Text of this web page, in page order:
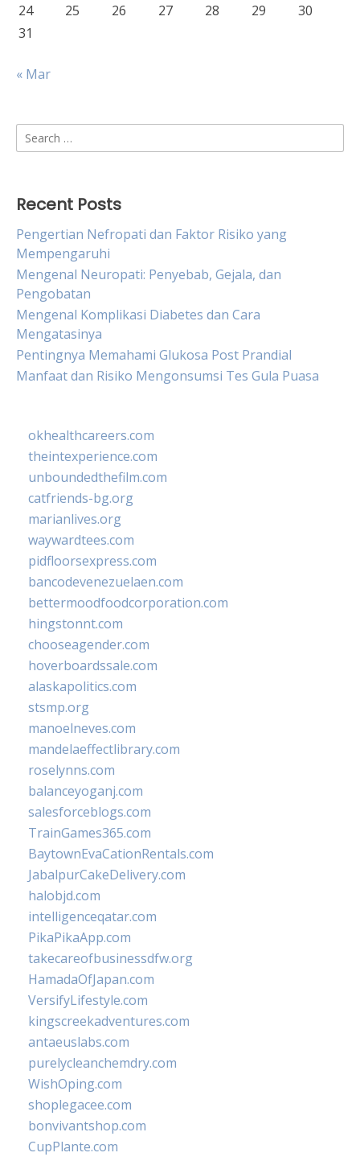
24 25 26 27 28 29
30
31
« Mar
Search
for:
Recent Posts
Pengertian Nefropati dan Faktor Risiko yang
Mempengaruhi
Mengenal Neuropati: Penyebab, Gejala, dan
Pengobatan
Mengenal Komplikasi Diabetes dan Cara
Mengatasinya
Pentingnya Memahami Glukosa Post Prandial
Manfaat dan Risiko Mengonsumsi Tes Gula Puasa
okhealthcareers.com
theintexperience.com
unboundedthefilm.com
catfriends-bg.org
marianlives.org
waywardtees.com
pidfloorsexpress.com
bancodevenezuelaen.com
bettermoodfoodcorporation.com
hingstonnt.com
chooseagender.com
hoverboardssale.com
alaskapolitics.com
stsmp.org
manoelneves.com
mandelaeffectlibrary.com
roselynns.com
balanceyoganj.com
salesforceblogs.com
TrainGames365.com
BaytownEvaCationRentals.com
JabalpurCakeDelivery.com
halobjd.com
intelligenceqatar.com
PikaPikaApp.com
takecareofbusinessdfw.org
HamadaOfJapan.com
VersifyLifestyle.com
kingscreekadventures.com
antaeuslabs.com
purelycleanchemdry.com
WishOping.com
shoplegacee.com
bonvivantshop.com
CupPlante.com